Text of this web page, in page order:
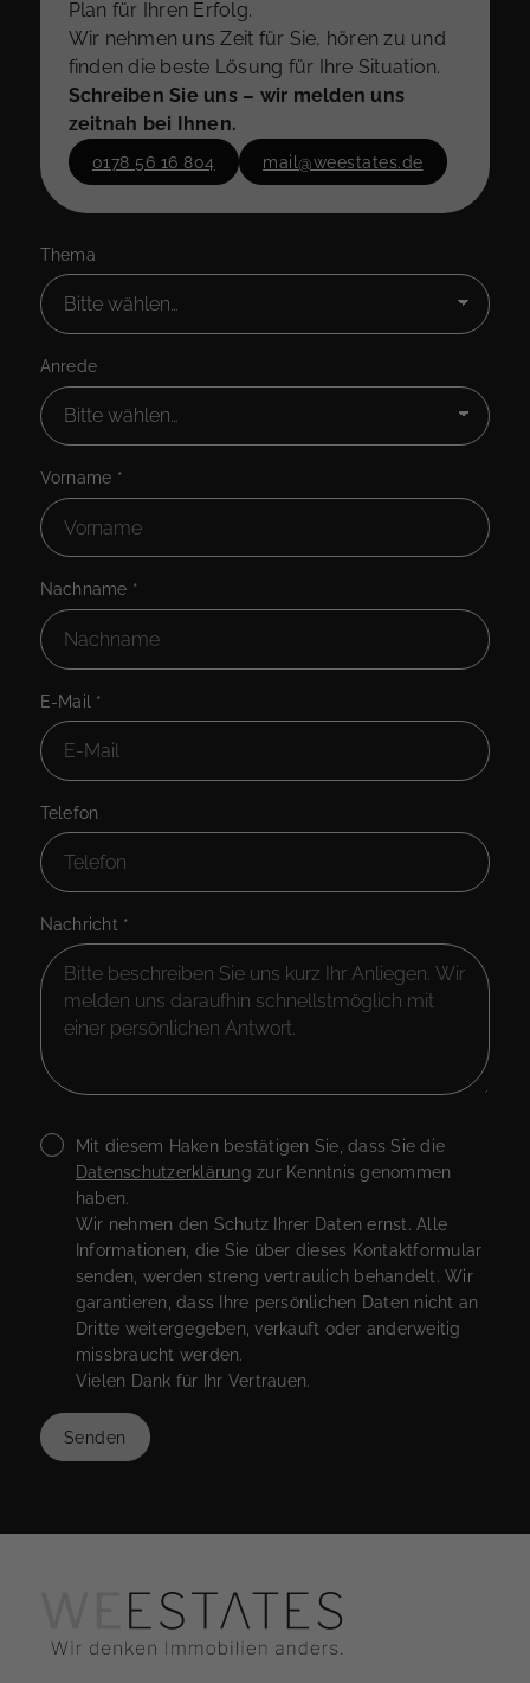
Plan für Ihren Erfolg.
Wir nehmen uns Zeit für Sie, hören zu und
finden die beste Lösung für Ihre Situation.
Schreiben Sie uns – wir melden uns
zeitnah bei Ihnen.
0178 56 16 804 mail@weestates.de
Thema
Anrede
Vorname *
Nachname *
E-Mail *
Telefon
Nachricht *
Mit diesem Haken bestätigen Sie, dass Sie die
Datenschutzerklärung zur Kenntnis genommen
haben.
Wir nehmen den Schutz Ihrer Daten ernst. Alle
Informationen, die Sie über dieses Kontaktformular
senden, werden streng vertraulich behandelt. Wir
garantieren, dass Ihre persönlichen Daten nicht an
Dritte weitergegeben, verkauft oder anderweitig
missbraucht werden.
Vielen Dank für Ihr Vertrauen.
Senden